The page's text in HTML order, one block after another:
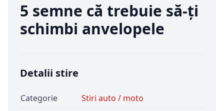
5 semne că trebuie să-ţi
schimbi anvelopele
Detalii stire
Categorie
Stiri auto / moto